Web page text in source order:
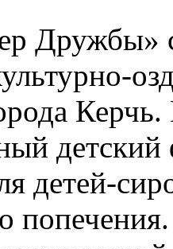
Дружбы»
Керчь.
детский
детей-